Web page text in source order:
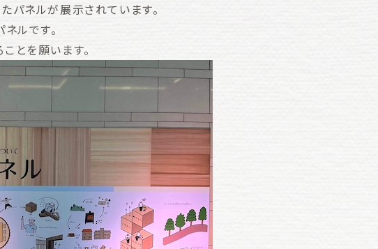
パネルが展示されています。
ルです。
とを願います。